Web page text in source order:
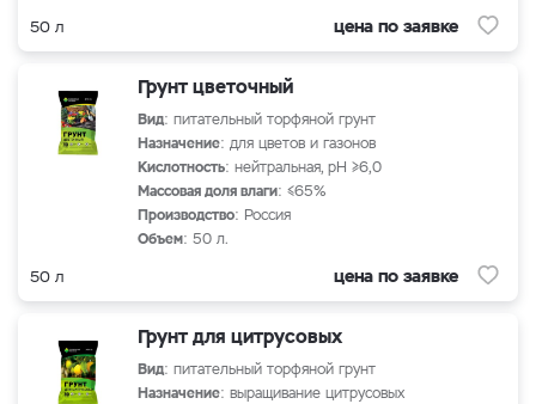
50 л цена по заявке
Грунт цветочный
Вид: питательный торфяной грунт
Назначение: для цветов и газонов
Кислотность: нейтральная, рН ≥6,0
Массовая доля влаги: ≤65%
Производство: Россия
Объем: 50 л.
50 л цена по заявке
Грунт для цитрусовых
Вид: питательный торфяной грунт
Назначение: выращивание цитрусовых